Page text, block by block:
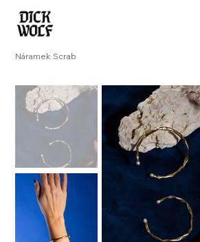
Náramek Scrab